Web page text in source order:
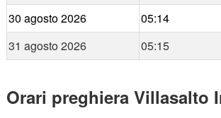
30 agosto 2026
05:14
31 agosto 2026
05:15
Orari preghiera Villasalto